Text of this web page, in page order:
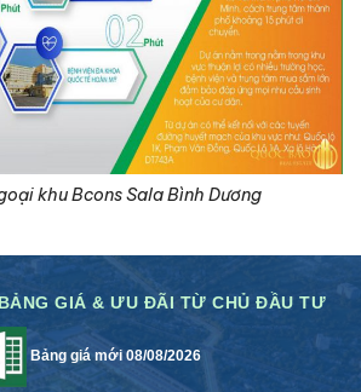
khu Bcons Sala Bình Dương
GIÁ & ƯU ĐÃI TỪ CHỦ ĐẦU TƯ
Bảng giá mới 08/08/2026